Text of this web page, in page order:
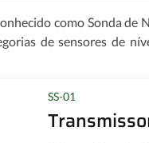
como Sonda
de sensores de
SS-01